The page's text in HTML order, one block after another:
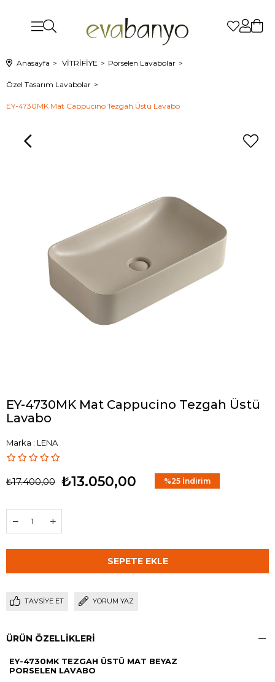
Anasayfa VİTRİFİYE Porselen Lavabolar
Özel Tasarım Lavabolar
EY-4730MK Mat Cappucino Tezgah Üstü Lavabo
EY-4730MK Mat Cappucino Tezgah Üstü
Lavabo
Marka : LENA
₺17.400,00 ₺13.050,00 %25 İndirim
TAVSIYE ET YORUM YAZ
ÜRÜN ÖZELLIKLERI
EY-4730MK TEZGAH ÜSTÜ MAT BEYAZ
PORSELEN LAVABO